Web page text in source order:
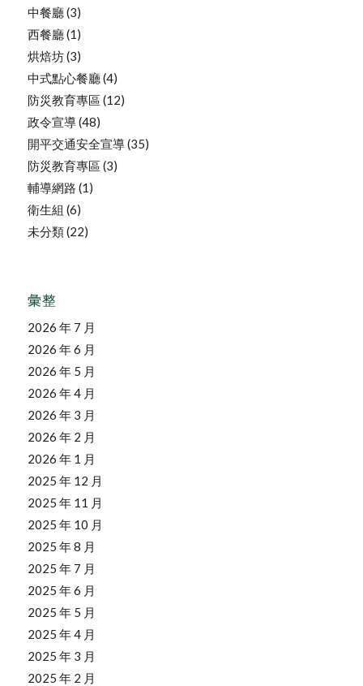
中餐廳(3)
西餐廳(1)
烘焙坊(3)
中式點心餐廳(4)
防災教育專區 (12)
政令宣導 (48)
開平交通安全宣導 (35)
防災教育專區 (3)
輔導網路 (1)
衛生組 (6)
未分類(22)
彙整
2026 年 7 月
2026 年 6 月
2026 年 5 月
2026 年 4 月
2026 年 3 月
2026 年 2 月
2026 年 1 月
2025 年 12 月
2025 年 11 月
2025 年 10 月
2025 年 8 月
2025 年 7 月
2025 年 6 月
2025 年 5 月
2025 年 4 月
2025 年 3 月
2025 年 2 月